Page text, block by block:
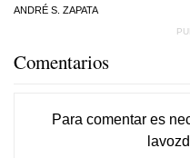
ANDRÉ S. ZAPATA
Comentarios
Para comentar es